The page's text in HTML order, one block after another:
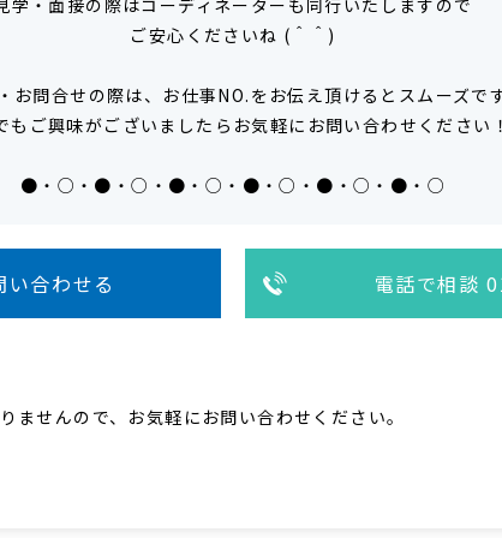
学・面接の際はコーディネーターも同行いたしますので
ご安心くださいね (＾＾)
お問合せの際は、お仕事NO.をお伝え頂けるとスムーズです
もご興味がございましたらお気軽にお問い合わせください！
●・○・●・○・●・○・●・○・●・○・●・○
い合わせる 電話で相談
せんので、お気軽にお問い合わせください。